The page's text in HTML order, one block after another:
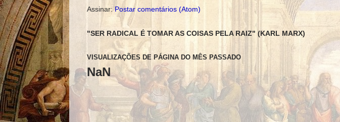
Assinar:Postar comentários (Atom)
"SER RADICAL É TOMAR AS COISAS PELA RAIZ" (KARL MARX)
VISUALIZAÇÕES DE PÁGINA DO MÊS PASSADO
NaN